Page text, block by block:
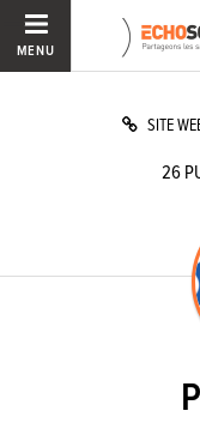
MENU
SITE
26